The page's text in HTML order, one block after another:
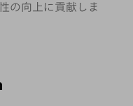
の向上に貢献しま